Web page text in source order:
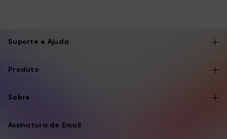
Suporte e Ajuda
Produto
Sobre
Assinatura de Email